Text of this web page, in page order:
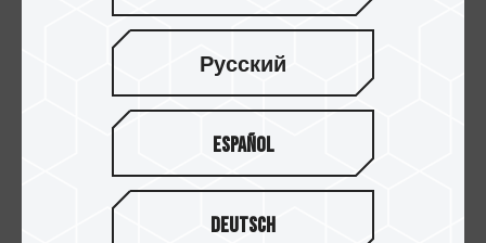
품질 제일의 원칙
Русский
Español
Deutsch